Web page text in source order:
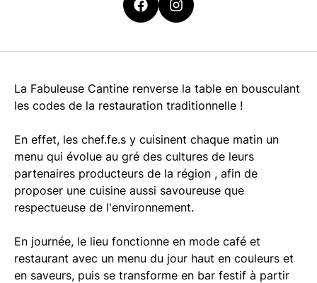
La Fabuleuse Cantine renverse la table en bousculant
les codes de la restauration traditionnelle !
En effet, les chef.fe.s y cuisinent chaque matin un
menu qui évolue au gré des cultures de leurs
partenaires producteurs de la région , afin de
proposer une cuisine aussi savoureuse que
respectueuse de l'environnement.
En journée, le lieu fonctionne en mode café et
restaurant avec un menu du jour haut en couleurs et
en saveurs, puis se transforme en bar festif à partir